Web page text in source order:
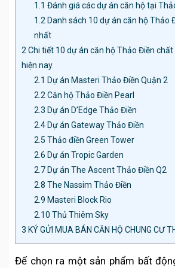
1.1 Đánh giá các dự án căn hộ tại
1.2 Danh sách 10 dự án căn hộ Thảo
nhất
2 Chi tiết 10 dự án căn hộ Thảo Điền
hiện nay
2.1 Dự án Masteri Thảo Điền Quận 2
2.2 Căn hộ Thảo Điền Pearl
2.3 Dự án D’Edge Thảo Điền
2.4 Dự án Gateway Thảo Điền
2.5 Thảo điền Green Tower
2.6 Dự án Tropic Garden
2.7 Dự án The Ascent Thảo Điền Q2
2.8 The Nassim Thảo Điền
2.9 Masteri Block Rio
2.10 Thủ Thiêm Sky
3 KÝ GỬI MUA BÁN CĂN HỘ CHUNG CƯ
Để chọn ra một sản phẩm bất